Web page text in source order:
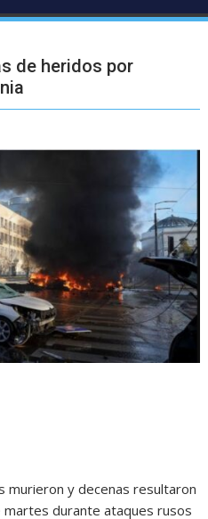
de heridos por
murieron y decenas resultaron
durante ataques rusos